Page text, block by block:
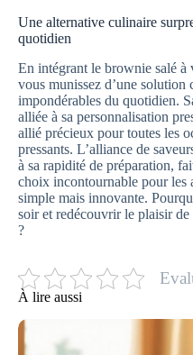
Une alternative culinaire
quotidien
En intégrant le brownie salé à
vous munissez d’une
impondérables du quotidien.
alliée à sa personnalisation
allié précieux pour toutes les
pressants. L’alliance de
à sa rapidité de préparation,
choix incontournable pour les
simple mais innovante.
soir et redécouvrir le plaisir de
?
À lire aussi